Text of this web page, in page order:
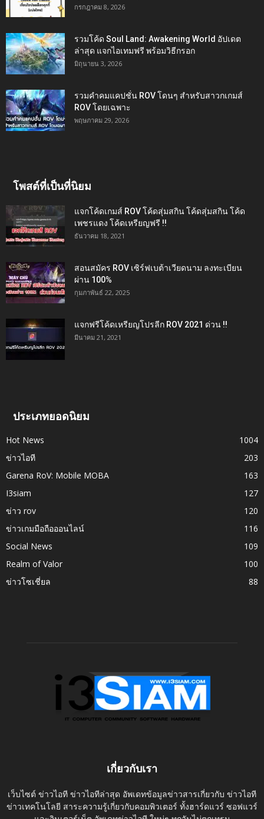
กรกฎาคม 8, 2026
รวมโค้ด Soul Land: Awakening World อัปเดต
ล่าสุด แจกไอเทมฟรี พร้อมวิธีกรอก
มิถุนายน 3, 2026
รวมคำคมแคปชั่น ROV โดนๆ สำหรับสาวกเกมส์
ROV โดยเฉพาะ
พฤษภาคม 29, 2026
โพสต์ที่เป็นที่นิยม
แจกโค้ดเกมส์ ROV โค้ดสุ่มสกิน โค้ดสุ่มสกิน โค้ด
เพชรแดง โค้ดเหรียญฟรี !!
ธันวาคม 18, 2021
สอนสมัคร ROV เซิร์ฟเบต้าเวียดนาม ลงทะเบียน
ผ่าน 100%
กุมภาพันธ์ 22, 2025
แจกฟรีโค้ดเหรียญโปรลีก ROV 2021 ด่วน !!
มีนาคม 21, 2021
ประเภทยอดนิยม
Hot News
1004
ข่าวไอที
203
Garena RoV: Mobile MOBA
163
I3siam
127
ข่าว rov
120
ข่าวเกมมือถือออนไลน์
116
Social News
109
Realm of Valor
100
ข่าวโซเชี่ยล
88
เกี่ยวกับเรา
เว็บไซต์ ข่าวไอที ข่าวไอทีล่าสุด อัพเดทข้อมูลข่าวสารเกี่ยวกับ ข่าวไอที
ข่าวเทคโนโลยี สาระความรู้เกี่ยวกับคอมพิวเตอร์ ทั้งฮาร์ดแวร์ ซอฟแวร์